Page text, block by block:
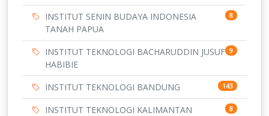
INSTITUT SENIN BUDAYA INDONESIA
TANAH PAPUA
8
INSTITUT TEKNOLOGI BACHARUDDIN JUSUF
HABIBIE
9
INSTITUT TEKNOLOGI BANDUNG 143
INSTITUT TEKNOLOGI KALIMANTAN 8